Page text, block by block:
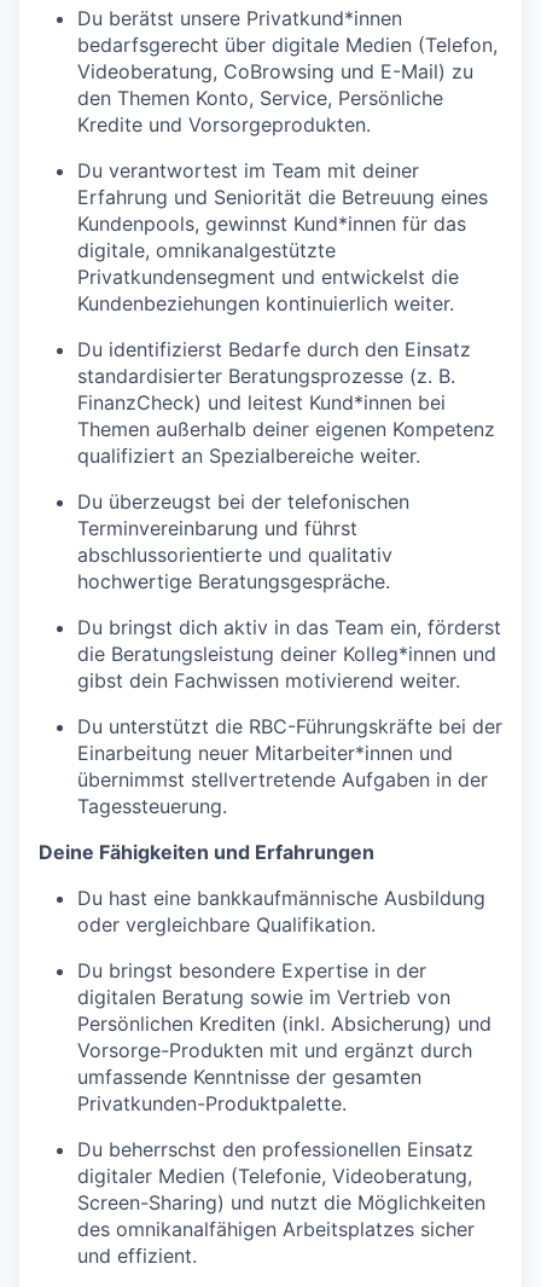
Du berätst unsere Privatkund*innen
bedarfsgerecht über digitale Medien (Telefon,
Videoberatung, CoBrowsing und E-Mail) zu
den Themen Konto, Service, Persönliche
Kredite und Vorsorgeprodukten.
Du verantwortest im Team mit deiner
Erfahrung und Seniorität die Betreuung eines
Kundenpools, gewinnst Kund*innen für das
digitale, omnikanalgestützte
Privatkundensegment und entwickelst die
Kundenbeziehungen kontinuierlich weiter.
Du identifizierst Bedarfe durch den Einsatz
standardisierter Beratungsprozesse (z. B.
FinanzCheck) und leitest Kund*innen bei
Themen außerhalb deiner eigenen Kompetenz
qualifiziert an Spezialbereiche weiter.
Du überzeugst bei der telefonischen
Terminvereinbarung und führst
abschlussorientierte und qualitativ
hochwertige Beratungsgespräche.
Du bringst dich aktiv in das Team ein, förderst
die Beratungsleistung deiner Kolleg*innen und
gibst dein Fachwissen motivierend weiter.
Du unterstützt die RBC-Führungskräfte bei der
Einarbeitung neuer Mitarbeiter*innen und
übernimmst stellvertretende Aufgaben in der
Tagessteuerung.
Deine Fähigkeiten und Erfahrungen
Du hast eine bankkaufmännische Ausbildung
oder vergleichbare Qualifikation.
Du bringst besondere Expertise in der
digitalen Beratung sowie im Vertrieb von
Persönlichen Krediten (inkl. Absicherung) und
Vorsorge-Produkten mit und ergänzt durch
umfassende Kenntnisse der gesamten
Privatkunden-Produktpalette.
Du beherrschst den professionellen Einsatz
digitaler Medien (Telefonie, Videoberatung,
Screen-Sharing) und nutzt die Möglichkeiten
des omnikanalfähigen Arbeitsplatzes sicher
und effizient.